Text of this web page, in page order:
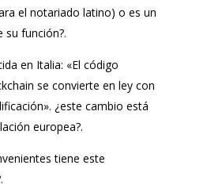
el notariado latino) o es un
su función?.
en Italia: «El código
se convierte en ley con
¿este cambio está
europea?.
tiene este